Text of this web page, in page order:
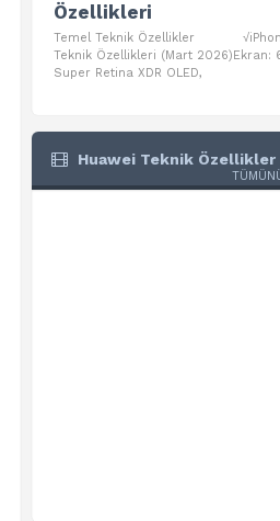
Özellikleri
Temel Teknik Özellikler
Teknik Özellikleri (Mart 2026)Ekran:
Super Retina XDR OLED,
Huawei Teknik Özellikler